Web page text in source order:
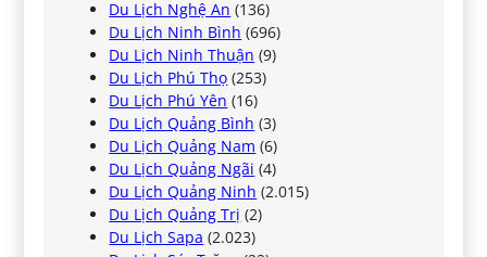
Du Lịch Nghệ An (136)
Du Lịch Ninh Bình (696)
Du Lịch Ninh Thuận (9)
Du Lịch Phú Thọ (253)
Du Lịch Phú Yên (16)
Du Lịch Quảng Bình (3)
Du Lịch Quảng Nam (6)
Du Lịch Quảng Ngãi (4)
Du Lịch Quảng Ninh (2.015)
Du Lịch Quảng Trị (2)
Du Lịch Sapa (2.023)